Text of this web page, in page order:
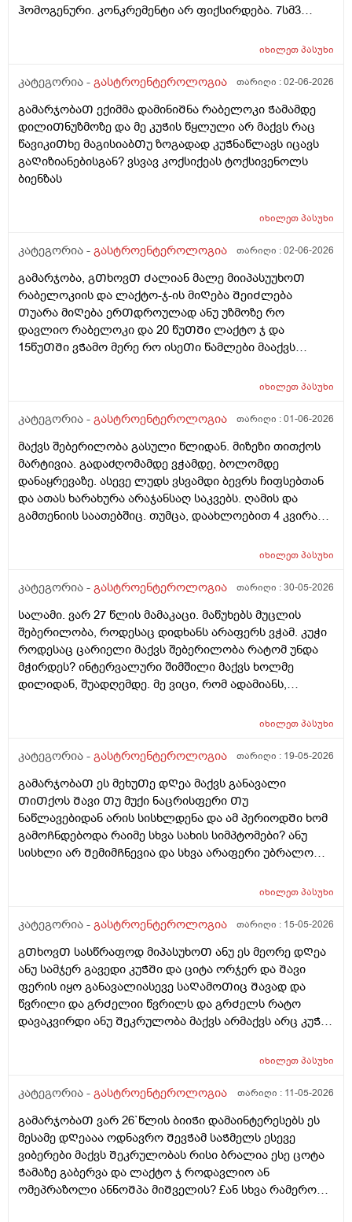
ჰომოგენური. კონკრემენტი არ ფიქსირდება. 7სმ3
საშიშია? ამ პასუხით კენჭი ხომ არარის? 11 წლის
იხილეთპასუხი
კატეგორია - გასტროენტეროლოგია თარიღი :02-06-2026
გამარჯობაᲗ ექიმმა დამინიᲨნა რაბელოკი Ჭამამდე
დილიᲗნუზმოზე და მე კუᲭის წყლული არ მაქვს რაც
წავიკიᲗხე მაგისიაბᲗუ ზოგადად კუᲭნაწლავს იცავს
გაᲦიზიანებისგან? ვსვავ კოქსიქეას ტოქსივენოლს
ბიენზას
იხილეთპასუხი
კატეგორია - გასტროენტეროლოგია თარიღი :02-06-2026
გამარჯობა, გᲗხოვᲗ Ძალიან მალე მიიპასუუხოᲗ
რაბელოკიის და ლაქტო-ჯ-ის მიᲦება ᲨეიᲫლება
Თუარა მიᲦება ერᲗდროულად ანუ უზმოზე რო
დავლიო რაბელოკი და 20 წუᲗᲨი ლაქტო ჯ და
15წუᲗᲨი ვᲭამო მერე რო ისეᲗი წამლები მააქვს
მიდრეკილი ვარ და 26წლის ბიᲭი ვარ. ეს წამლები
ბიენზა, კალციმესი .)
იხილეთპასუხი
კატეგორია - გასტროენტეროლოგია თარიღი :01-06-2026
მაქვს შებერილობა გასული წლიდან. მიზეზი თითქოს
მარტივია. გადაძღომამდე ვჭამდე, ბოლომდე
დანაყრევაზე. ასევე ლუდს ვსვამდი ბევრს ჩიფსებთან
და ათას ხარახურა არაჯანსაღ საკვებს. ღამის და
გამთენიის საათებშიც. თუმცა, დაახლოებით 4 კვირაა
კალორიულ დეფიციტში ვარ და ყველაფერს ჯანსაღს
ისევ შებერილობა მაქვს, საშინელი სუნის მქონე გაზები
ვაკეთებ ხოლმე ხანდახან შუადღე-საღამომდე და
მუცელი ძალიან მებერება. ცარიელიც კი! მხოლოდ
წყალი მაქვს დალეული. ვერაფრით ვიგებ რით
ვუშველო. ნაჭამი ვარ - შებერილობა მაქვს, უჭმელი
ვარ - მაინც შსბერილობა მაქვს. ვითომ, ქ პორციაზე
ცვლა და მეტაბოლიზმიც დარღვეული მაქვს.
იხილეთპასუხი
კატეგორია - გასტროენტეროლოგია თარიღი :30-05-2026
სალამი. ვარ 27 წლის მამაკაცი. მაწუხებს მუცლის
შებერილობა, როდესაც დიდხანს არაფერს ვჭამ. კუჭი
როდესაც ცარიელი მაქვს შებერილობა რატომ უნდა
მჭირდეს? ინტერვალური შიმშილი მაქვს ხოლმე
დილიდან, შუადღემდე. მე ვიცი, რომ ადამიანს,
უენერგიოგა შეიძლება სჭირდეს, მაგრამ შებერილობა
არაქისის კარაქთან ერთად და ვითომ მაგისი ბრალია?
შებერილობა. მაგრამ, მაინც, მშიერზე ასე შებერილი
ვარ ხოლმე. რატომ?
იხილეთპასუხი
კატეგორია - გასტროენტეროლოგია თარიღი : 19-05-2026
გამარჯობაᲗ ეს მეხუᲗე დᲦეა მაქვს განავალი
ᲗიᲗქოს Შავი Თუ მუქი ნაცრისფერი Თუ
ნაწლავებიდან არის სისხლდენა და ამ პერიოდᲨი ხომ
გამოᲩნდებოდა რაიმე სხვა სახის სიმპტომები? ანუ
სისხლი არ ᲨემიმᲩნევია და სხვა არაფერი უბრალოდ
ᲨეიᲫლება იყოს ფერის ცვლილება ? იმიტორო ამ
განავალი და კუᲭᲨი გასვლიᲗ წვრილად გავდივარ და
მოქმედებს და რომ ვᲨარდავ სწორ ნაწლავᲨი ᲗიᲗქოს
ვგრდზნობ რომ რაგაც მაწვება დაა ᲨარსვიᲗ ცოტას
ვᲨარდავ არის Შარდვა ამასᲗან რაიმე კავᲨირᲨი?
ლაქტო ჯ ს ვსვავ და რავი მიᲨველისამაზე? 4დᲦეა
ვსვავდა ისევ ისე ვარ წამალს მსგავს არაფერს არ
იხილეთპასუხი
კატეგორია - გასტროენტეროლოგია თარიღი : 15-05-2026
გᲗხოვᲗ სასწრაფოდ მიპასუხოᲗ ანუ ეს მეორე დᲦეა
ანუ სამჯერ გავედი კუᲭᲨი და ციტა ორჯერ და Შავი
ფერის იყო განავალიასევე საᲦამოᲗიც Შავად და
წვრილი და გრᲫელიი წვრილს და გრᲫელს რატო
დავაკვირდი ანუ Შეკრულობა მაქვს არმაქვს არც კუᲭის
და არ მიᲭამია ისეᲗიარაფერი ეს ფერირო მიცემოდა
წყლული ან სისხლდენა ან სწორი მსხვილი
იხილეთპასუხი
კატეგორია - გასტროენტეროლოგია თარიღი : 11-05-2026
გამარჯობაᲗ ვარ 26`წლის ბიიᲭი დამაინტერესებს ეს
მესამე დᲦეააა ოდნავრო ᲨევᲭამ საᲭმელს ესევე
ვიბერები მაქვს Შეკრულობას რისი ბრალია ესე ცოტა
Ჭამაზე გაბერვა და ლაქტო ჯ როდავლიო ან
ომეპრაზოლი ანნოᲨპა მიᲨველის? £ან სხვა რამერომ